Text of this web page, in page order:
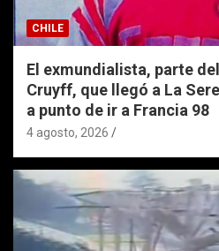
CHILE
El exmundialista, parte
Cruyff, que llegó a La
a punto de ir a Francia 98
4 agosto, 2026